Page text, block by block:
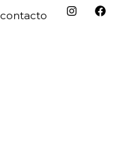
contacto